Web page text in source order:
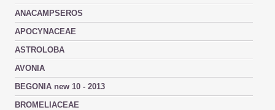
ANACAMPSEROS
APOCYNACEAE
ASTROLOBA
AVONIA
BEGONIA new 10 - 2013
BROMELIACEAE